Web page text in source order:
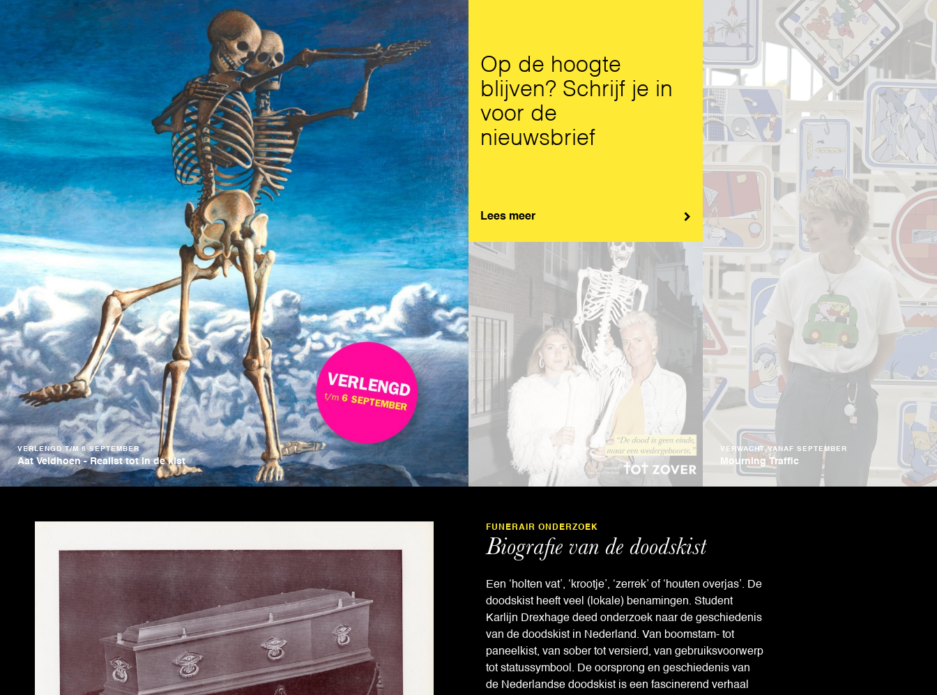
VERLENGD T/M 6 SEPTEMBER
Aat Veldhoen - Realist tot in de kist
Op de hoogte
blijven? Schrijf je in
voor de
nieuwsbrief
Lees meer
VERWACHT VANAF SEPTEMBER
Mourning Traffic
FUNERAIR ONDERZOEK
Biografie van de doodskist
Een ‘holten vat’, ‘krootje’, ‘zerrek’ of ‘houten overjas’. De
doodskist heeft veel (lokale) benamingen. Student
Karlijn Drexhage deed onderzoek naar de geschiedenis
van de doodskist in Nederland. Van boomstam- tot
paneelkist, van sober tot versierd, van gebruiksvoorwerp
tot statussymbool. De oorsprong en geschiedenis van
de Nederlandse doodskist is een fascinerend verhaal